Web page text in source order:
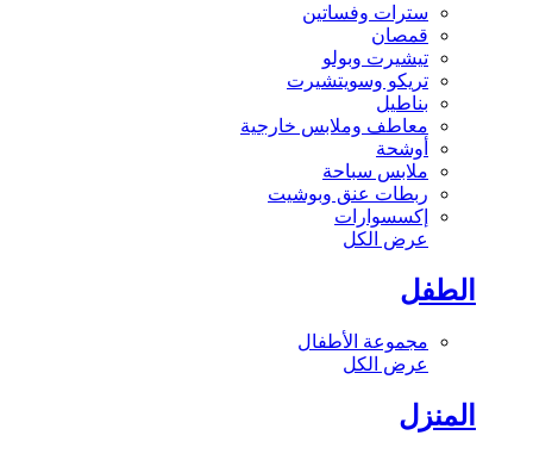
سترات وفساتين
قمصان
تيشيرت وبولو
تريكو وسويتشيرت
بناطيل
معاطف وملابس خارجية
أوشحة
ملابس سباحة
ربطات عنق وبوشيت
إكسسوارات
عرض الكل
الطفل
مجموعة الأطفال
عرض الكل
المنزل